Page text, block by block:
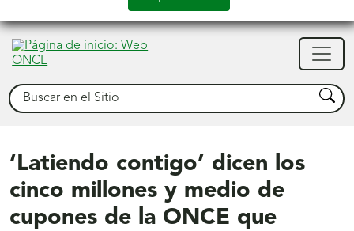
Buscar Buscar
‘Latiendo contigo’ dicen los
cinco millones y medio de
cupones de la ONCE que